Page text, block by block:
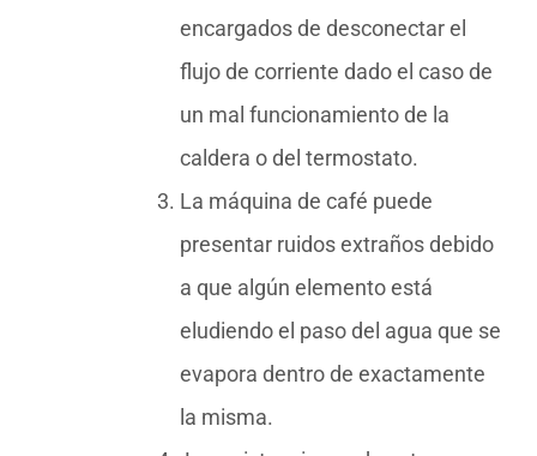
encargados de desconectar el
flujo de corriente dado el caso de
un mal funcionamiento de la
caldera o del termostato.
La máquina de café puede
presentar ruidos extraños debido
a que algún elemento está
eludiendo el paso del agua que se
evapora dentro de exactamente
la misma.